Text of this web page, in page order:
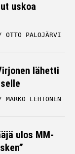
uskoa
OTTO PALOJÄRVI
lähetti
MARKO LEHTONEN
ulos MM-